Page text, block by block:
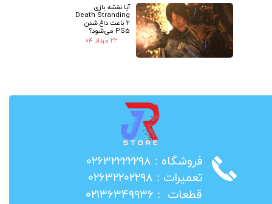
آیا نقشه بازی
Death Stranding
2 باعث داغ شدن
PS5 می‌شود؟
۲۲ مرداد ۰۴
​فروشگاه : ۰۲۶۳۲۲۲۲۲۹۸
​تعمیرات : ۰۲۶۳۲۲۰۲۲۹۸
​قطعات : ۰۲۱۳۶۳۴۹۹۳۶